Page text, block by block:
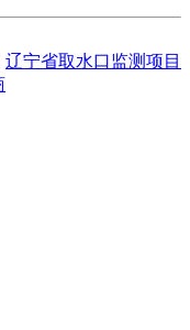
辽宁省取水口监测项目